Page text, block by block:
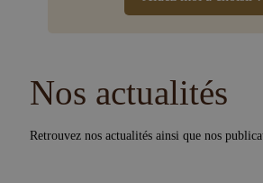
Nos actualités
Retrouvez nos actualités ainsi que nos